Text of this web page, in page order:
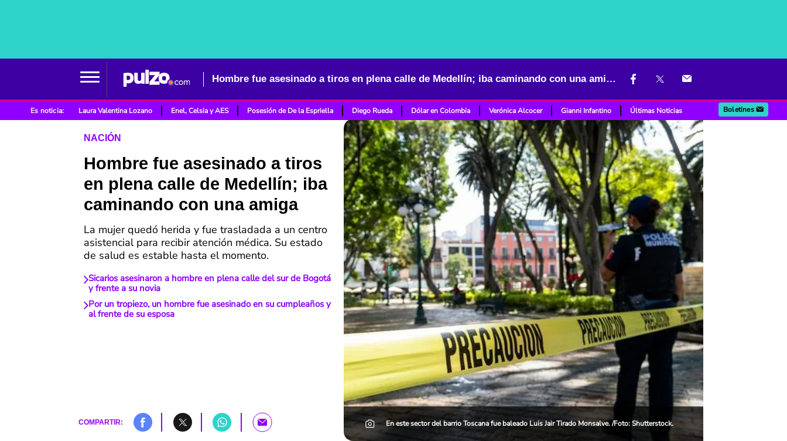
Hombre fue asesinado a tiros en plena calle de Medellín; iba caminando con una amiga
Es noticia: Laura Valentina Lozano Enel, Celsia y AES Posesión de De la Espriella Diego Rueda Dólar en Colombia Verónica Alcocer Gianni Infantino Últimas Noticias Boletines
NACIÓN
Hombre fue asesinado a tiros
en plena calle de Medellín; iba
caminando con una amiga
La mujer quedó herida y fue trasladada a un centro
asistencial para recibir atención médica. Su estado
de salud es estable hasta el momento.
Sicarios asesinaron a hombre en plena calle del sur de Bogotá
y frente a su novia
Por un tropiezo, un hombre fue asesinado en su cumpleaños y
al frente de su esposa
COMPARTIR: En este sector del barrio Toscana fue baleado Luis Jair Tirado Monsalve. /Foto: Shutterstock.